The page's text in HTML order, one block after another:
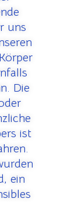
uns
Die
ist
ein